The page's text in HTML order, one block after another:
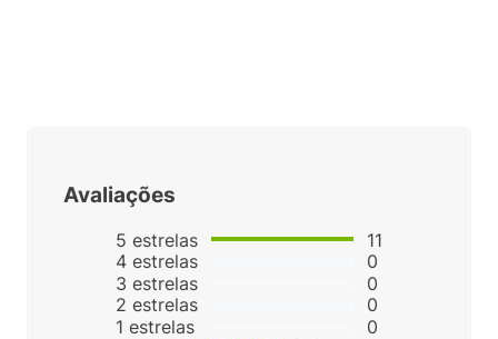
Avaliações
5 estrelas
4 estrelas
3 estrelas
2 estrelas
1 estrelas
11
0
0
0
0